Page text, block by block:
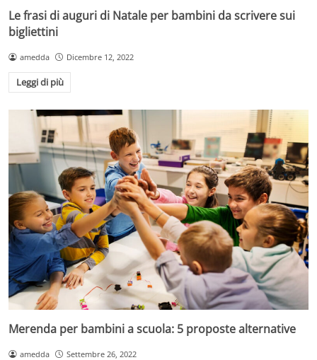
Le frasi di auguri di Natale per bambini da scrivere sui
bigliettini
amedda Dicembre 12, 2022
Leggi di più
Merenda per bambini a scuola: 5 proposte alternative
amedda Settembre 26, 2022